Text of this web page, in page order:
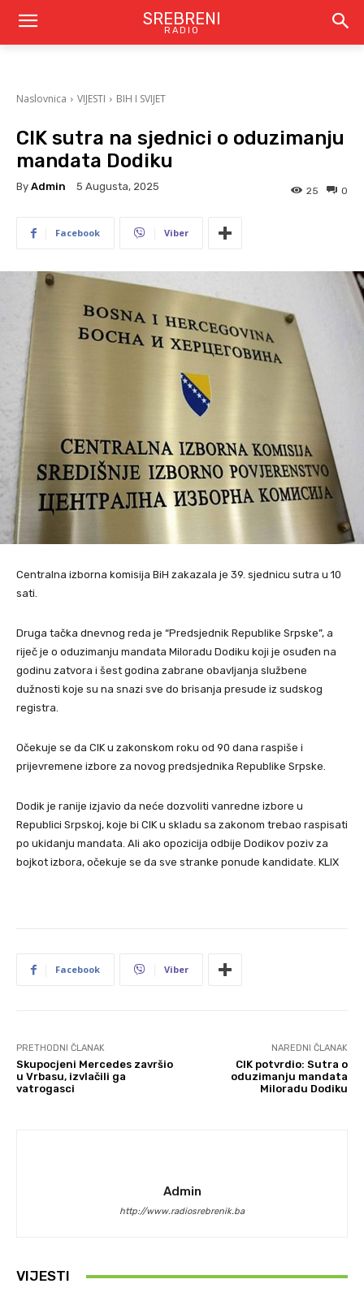
SREBRENI
RADIO
Naslovnica VIJESTI BIH I SVIJET
CIK sutra na sjednici o oduzimanju
mandata Dodiku
By Admin 5 Augusta, 2025 0
25
Facebook Viber
Centralna izborna komisija BiH zakazala je 39. sjednicu sutra u 10
sati.
Druga tačka dnevnog reda je “Predsjednik Republike Srpske”, a
riječ je o oduzimanju mandata Miloradu Dodiku koji je osuđen na
godinu zatvora i šest godina zabrane obavljanja službene
dužnosti koje su na snazi sve do brisanja presude iz sudskog
registra.
Očekuje se da CIK u zakonskom roku od 90 dana raspiše i
prijevremene izbore za novog predsjednika Republike Srpske.
Dodik je ranije izjavio da neće dozvoliti vanredne izbore u
Republici Srpskoj, koje bi CIK u skladu sa zakonom trebao raspisati
po ukidanju mandata. Ali ako opozicija odbije Dodikov poziv za
bojkot izbora, očekuje se da sve stranke ponude kandidate. KLIX
Facebook Viber
PRETHODNI ČLANAK
Skupocjeni Mercedes završio
u Vrbasu, izvlačili ga
vatrogasci
NAREDNI ČLANAK
CIK potvrdio: Sutra o
oduzimanju mandata
Miloradu Dodiku
Admin
http://www.radiosrebrenik.ba
VIJESTI